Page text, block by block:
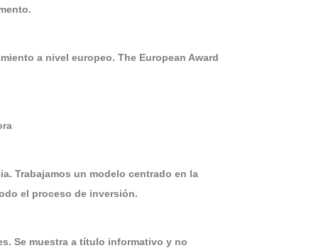
a nivel europeo. The European Award
Trabajamos un modelo centrado en la
el proceso de inversión.
Se muestra a título informativo y no